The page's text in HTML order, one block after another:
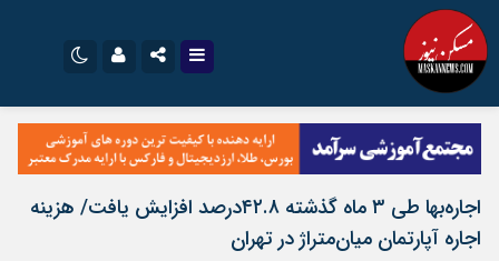
اینستاگرام
تلگرام
سروش
ایتا
آپارات
اپلیکیشن
نام کاربری یا نشانی ایمیل
رمز عبور
اجاره‌‌بها طی ۳ ماه گذشته ۴۲.۸‌درصد افزایش یافت/ هزینه
اجاره آپارتمان میان‌متراژ در تهران